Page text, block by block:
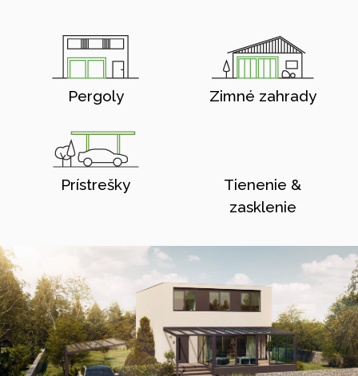
Pergoly Zimné zahrady
Prístrešky
Tienenie &
zasklenie